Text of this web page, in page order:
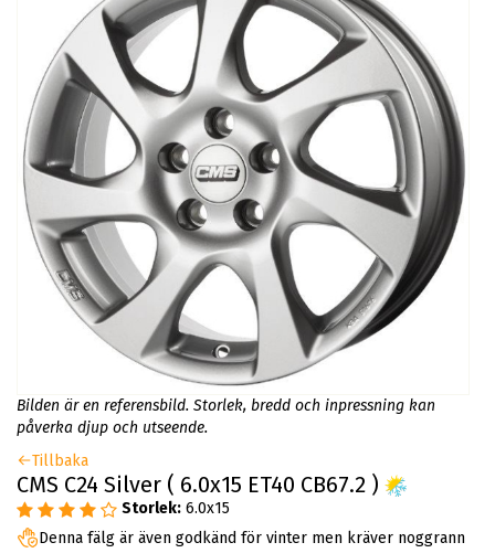
Bilden är en referensbild. Storlek, bredd och inpressning kan
påverka djup och utseende.
Tillbaka
CMS C24 Silver ( 6.0x15 ET40 CB67.2 )
Storlek: 6.0x15
Denna fälg är även godkänd för vinter men kräver noggrann